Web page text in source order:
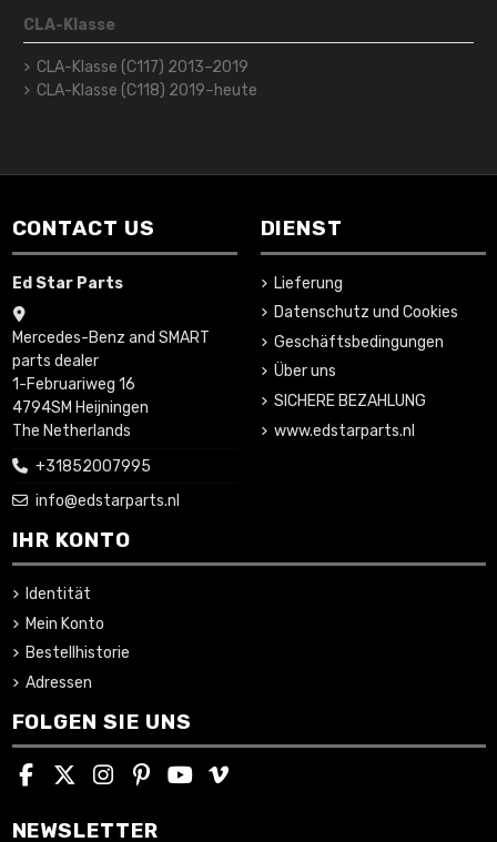
CLA-Klasse
CLA-Klasse (C117) 2013–2019
CLA-Klasse (C118) 2019–heute
CONTACT US
Ed Star Parts
Mercedes-Benz and SMART
parts dealer
1-Februariweg 16
4794SM Heijningen
The Netherlands
+31852007995
info@edstarparts.nl
DIENST
Lieferung
Datenschutz und Cookies
Geschäftsbedingungen
Über uns
SICHERE BEZAHLUNG
www.edstarparts.nl
IHR KONTO
Identität
Mein Konto
Bestellhistorie
Adressen
FOLGEN SIE UNS
NEWSLETTER